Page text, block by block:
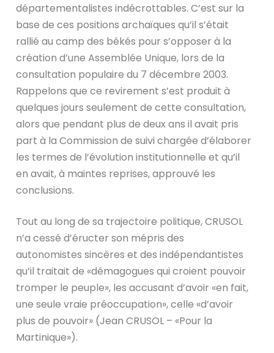
départementalistes indécrottables. C’est sur la
base de ces positions archaïques qu’il s’était
rallié au camp des békés pour s’opposer à la
création d’une Assemblée Unique, lors de la
consultation populaire du 7 décembre 2003.
Rappelons que ce revirement s’est produit à
quelques jours seulement de cette consultation,
alors que pendant plus de deux ans il avait pris
part à la Commission de suivi chargée d’élaborer
les termes de l’évolution institutionnelle et qu’il
en avait, à maintes reprises, approuvé les
conclusions.
Tout au long de sa trajectoire politique, CRUSOL
n’a cessé d’éructer son mépris des
autonomistes sincères et des indépendantistes
qu’il traitait de «démagogues qui croient pouvoir
tromper le peuple», les accusant d’avoir «en fait,
une seule vraie préoccupation», celle «d’avoir
plus de pouvoir» (Jean CRUSOL – «Pour la
Martinique»).